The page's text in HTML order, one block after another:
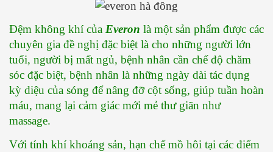
Đệm không khí của Everon là một sản phẩm được các
chuyên gia đề nghị đặc biệt là cho những người lớn
tuổi, người bị mất ngủ, bệnh nhân cần chế độ chăm
sóc đặc biệt, bệnh nhân là những ngày dài tác dụng
kỳ diệu của sóng để nâng đỡ cột sống, giúp tuần hoàn
máu, mang lại cảm giác mới mẻ thư giãn như
massage.
Với tính khí khoáng sản, hạn chế mồ hôi tại các điểm